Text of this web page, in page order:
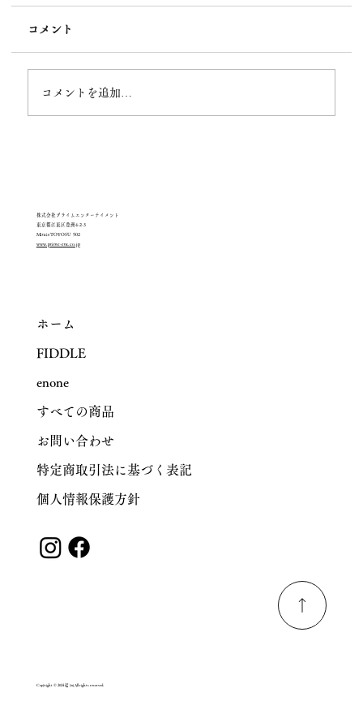
コメント
コメントを追加…
株式会社プライムエンターテイメント
東京都江東区豊洲4-2-3
MiraieTOYOSU 502
www.prime-ent.co.jp
ホーム
FIDDLE
enone
すべての商品
お問い合わせ
特定商取引法に基づく表記
個人情報保護方針
Copyright © 2024 結 yui All rights reserved.